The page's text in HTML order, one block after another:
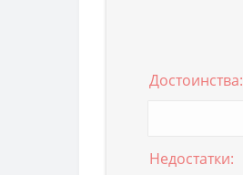
Достоинства:
Недостатки: